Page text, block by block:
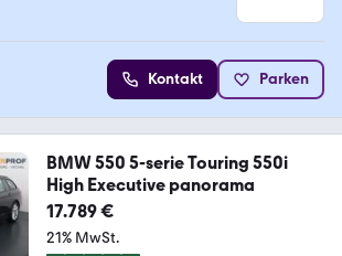
Kontakt Parken
BMW 550 5-serie Touring 550i
High Executive panorama
17.789 €
21% MwSt.